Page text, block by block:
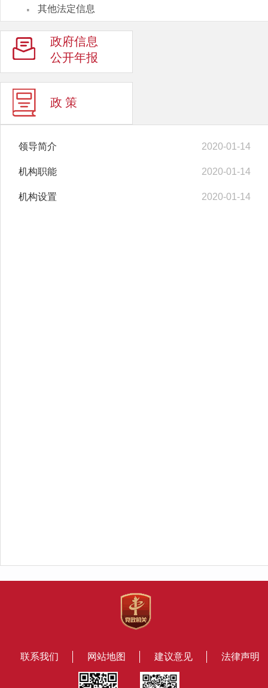
· 其他法定信息
政府信息
公开年报
政 策
领导简介 2020-01-14
机构职能 2020-01-14
机构设置 2020-01-14
联系我们 网站地图 建议意见 法律声明